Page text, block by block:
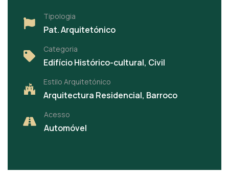
Tipologia
Pat. Arquitetónico
Categoria
Edifício Histórico-cultural, Civil
Estilo Arquitetónico
Arquitectura Residencial, Barroco
Acesso
Automóvel